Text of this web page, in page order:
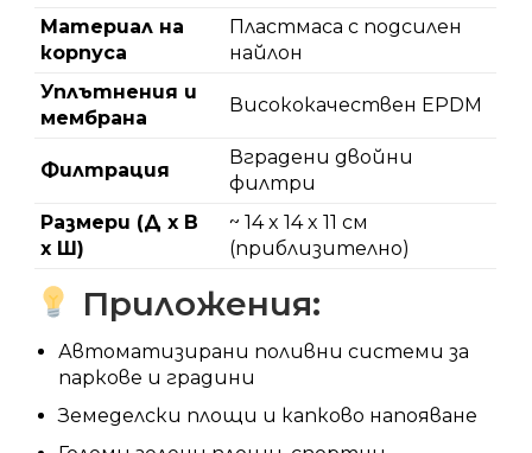
Материал на
корпуса
Пластмаса с подсилен
найлон
Уплътнения и
мембрана
Висококачествен EPDM
Филтрация
Вградени двойни
филтри
Размери (Д x В
x Ш)
~ 14 x 14 x 11 см
(приблизително)
Приложения:
Автоматизирани поливни системи за
паркове и градини
Земеделски площи и капково напояване